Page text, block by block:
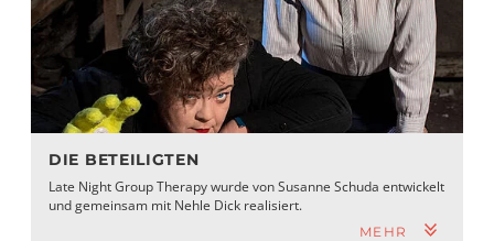
DIE BETEILIGTEN
Late Night Group Therapy wurde von Susanne Schuda entwickelt
und gemeinsam mit Nehle Dick realisiert.
MEHR